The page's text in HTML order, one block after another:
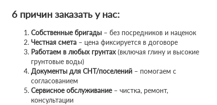
6 причин заказать у нас:
Собственные бригады – без посредников и наценок
Честная смета – цена фиксируется в договоре
Работаем в любых грунтах(включая глину и высокие
грунтовые воды)
Документы для СНТ/поселений – помогаем с
согласованием
Сервисное обслуживание– чистка, ремонт,
консультации